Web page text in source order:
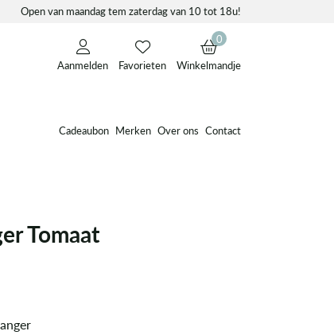
Open van maandag tem zaterdag van 10 tot 18u!
Aanmelden Favorieten
0
Winkelmandje
Cadeaubon Merken Over ons Contact
Tomaat